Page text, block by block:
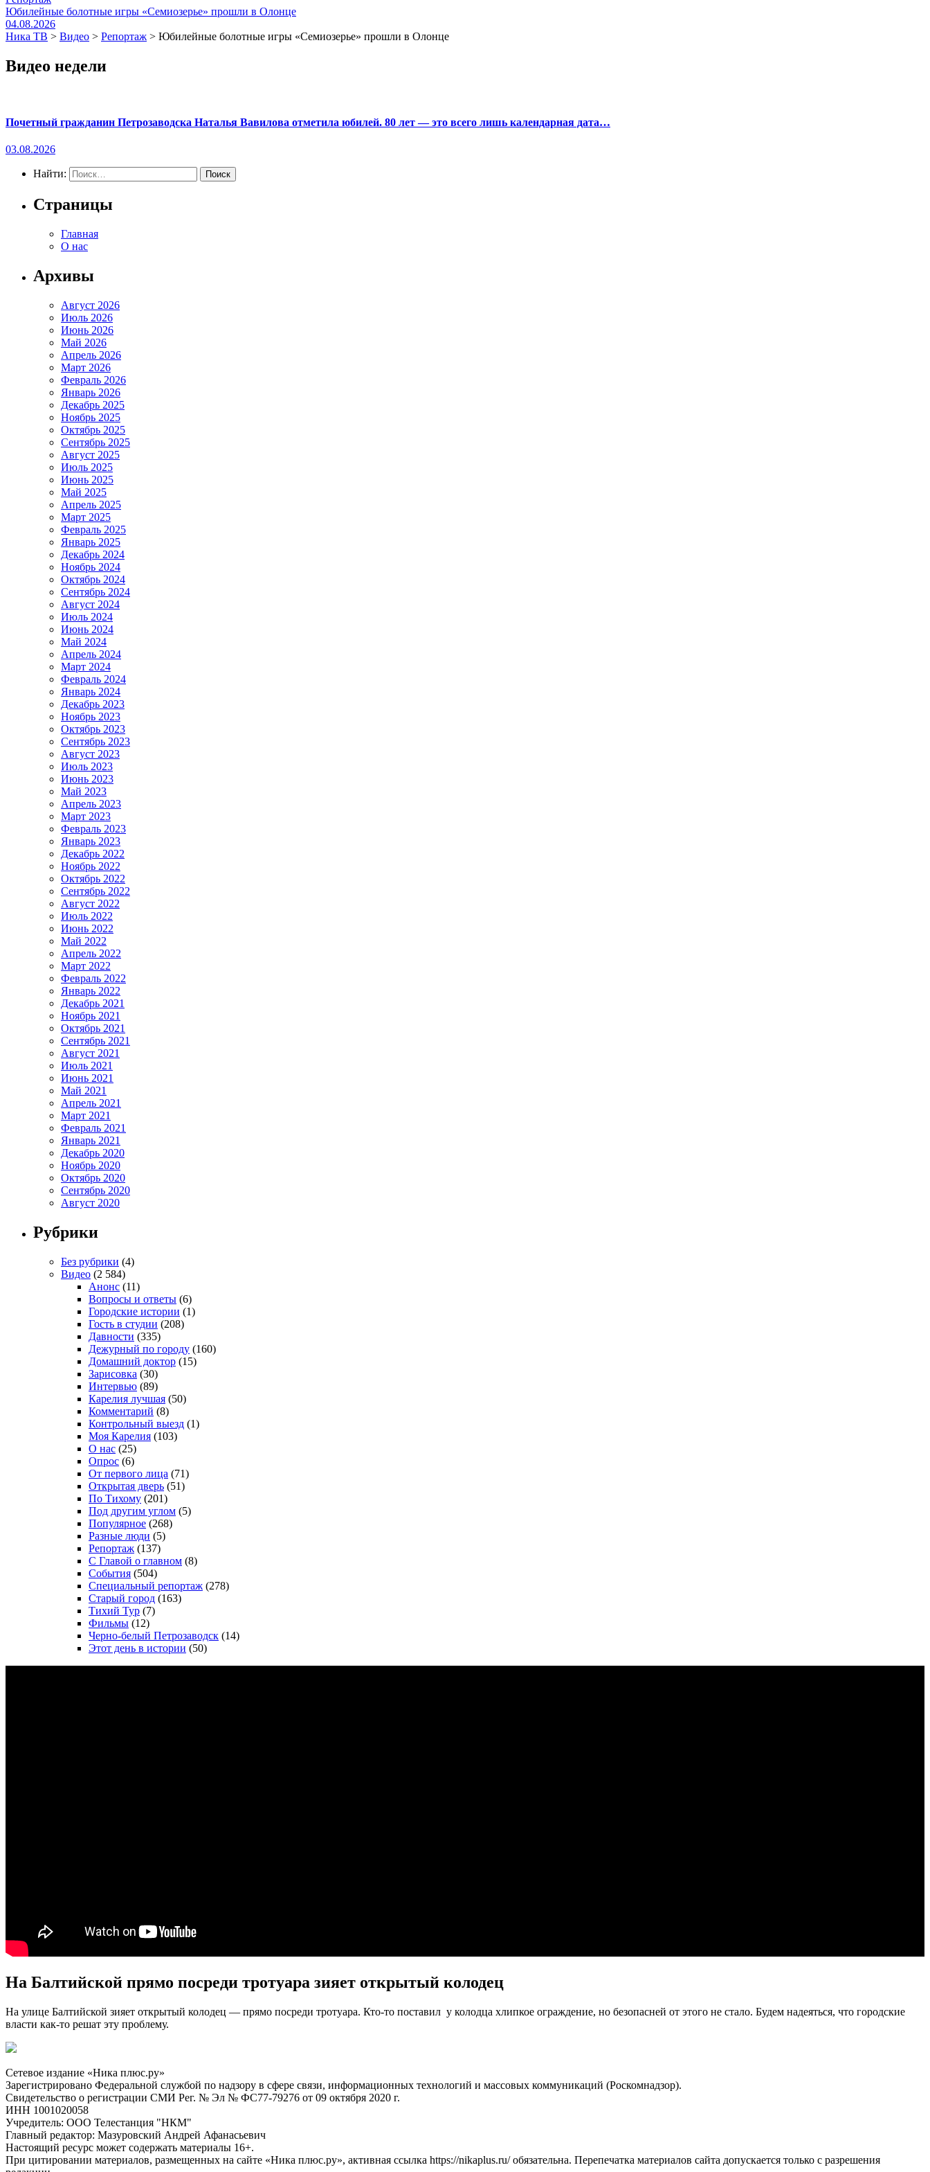
Юбилейные болотные игры «Семиозерье» прошли в Олонце
04.08.2026
Ника ТВ > Видео > Репортаж > Юбилейные болотные игры «Семиозерье» прошли в Олонце
Видео недели
Почетный гражданин Петрозаводска Наталья Вавилова отметила юбилей. 80 лет — это всего лишь календарная дата…
03.08.2026
Найти:
Страницы
Главная
О нас
Архивы
Август 2026
Июль 2026
Июнь 2026
Май 2026
Апрель 2026
Март 2026
Февраль 2026
Январь 2026
Декабрь 2025
Ноябрь 2025
Октябрь 2025
Сентябрь 2025
Август 2025
Июль 2025
Июнь 2025
Май 2025
Апрель 2025
Март 2025
Февраль 2025
Январь 2025
Декабрь 2024
Ноябрь 2024
Октябрь 2024
Сентябрь 2024
Август 2024
Июль 2024
Июнь 2024
Май 2024
Апрель 2024
Март 2024
Февраль 2024
Январь 2024
Декабрь 2023
Ноябрь 2023
Октябрь 2023
Сентябрь 2023
Август 2023
Июль 2023
Июнь 2023
Май 2023
Апрель 2023
Март 2023
Февраль 2023
Январь 2023
Декабрь 2022
Ноябрь 2022
Октябрь 2022
Сентябрь 2022
Август 2022
Июль 2022
Июнь 2022
Май 2022
Апрель 2022
Март 2022
Февраль 2022
Январь 2022
Декабрь 2021
Ноябрь 2021
Октябрь 2021
Сентябрь 2021
Август 2021
Июль 2021
Июнь 2021
Май 2021
Апрель 2021
Март 2021
Февраль 2021
Январь 2021
Декабрь 2020
Ноябрь 2020
Октябрь 2020
Сентябрь 2020
Август 2020
Рубрики
Без рубрики (4)
Видео (2 584)
Анонс (11)
Вопросы и ответы (6)
Городские истории (1)
Гость в студии (208)
Давности (335)
Дежурный по городу (160)
Домашний доктор (15)
Зарисовка (30)
Интервью (89)
Карелия лучшая (50)
Комментарий (8)
Контрольный выезд (1)
Моя Карелия (103)
О нас (25)
Опрос (6)
От первого лица (71)
Открытая дверь (51)
По Тихому (201)
Под другим углом (5)
Популярное (268)
Разные люди (5)
Репортаж (137)
С Главой о главном (8)
События (504)
Специальный репортаж (278)
Старый город (163)
Тихий Тур (7)
Фильмы (12)
Черно-белый Петрозаводск (14)
Этот день в истории (50)
На Балтийской прямо посреди тротуара зияет открытый колодец
На улице Балтийской зияет открытый колодец — прямо посреди тротуара. Кто-то поставил у колодца хлипкое ограждение, но безопасней от этого не стало. Будем надеяться, что городские
власти как-то решат эту проблему.
Сетевое издание «Ника плюс.ру»
Зарегистрировано Федеральной службой по надзору в сфере связи, информационных технологий и массовых коммуникаций (Роскомнадзор).
Свидетельство о регистрации СМИ Рег. № Эл № ФС77-79276 от 09 октября 2020 г.
ИНН 1001020058
Учредитель: ООО Телестанция "НКМ"
Главный редактор: Мазуровский Андрей Афанасьевич
Настоящий ресурс может содержать материалы 16+.
При цитировании материалов, размещенных на сайте «Ника плюс.ру», активная ссылка https://nikaplus.ru/ обязательна. Перепечатка материалов сайта допускается только с разрешения